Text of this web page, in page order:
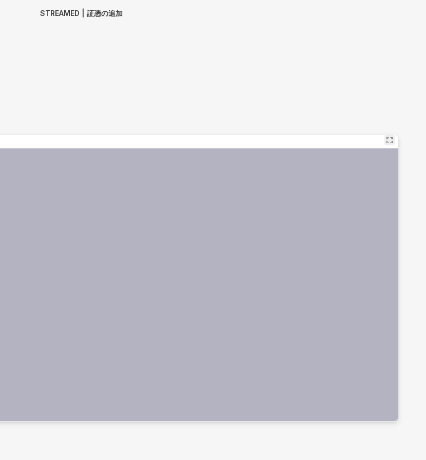
STREAMED | 証憑の追加